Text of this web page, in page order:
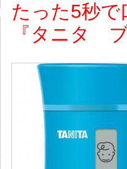
たった5秒
『タニタ